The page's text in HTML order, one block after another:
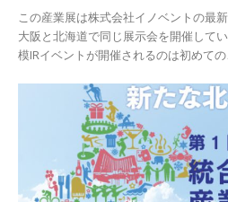
この産業展は株式会社イノベントの最
大阪と北海道で同じ展示会を開催して
模IRイベントが開催されるのは初めての